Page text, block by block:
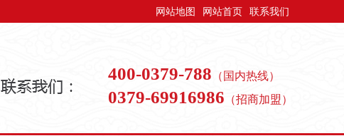
网站地图 网站首页 联系我们
400-0379-788 （国内热线）
0379-69916986 （招商加盟）